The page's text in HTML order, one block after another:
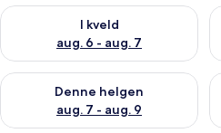
I kveld
aug. 6 - aug. 7
Sjekk tilgjengelighet for i kveld,
Denne helgen
aug. 7 - aug. 9
Sjekk tilgjengelighet for denne